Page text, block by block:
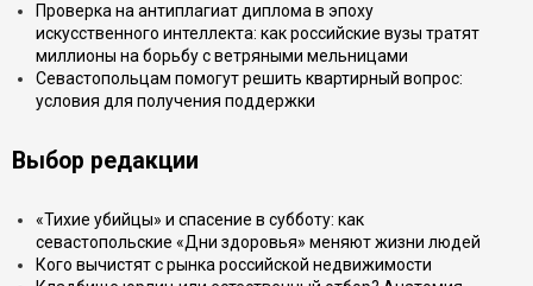
Проверка на антиплагиат диплома в эпоху
искусственного интеллекта: как российские вузы тратят
миллионы на борьбу с ветряными мельницами
Севастопольцам помогут решить квартирный вопрос:
условия для получения поддержки
Выбор редакции
«Тихие убийцы» и спасение в субботу: как
севастопольские «Дни здоровья» меняют жизни людей
Кого вычистят с рынка российской недвижимости